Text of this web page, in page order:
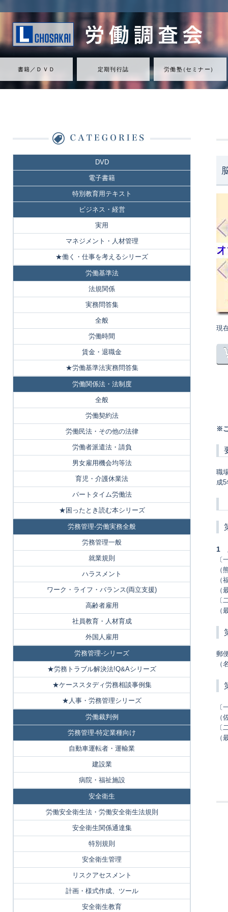
書籍／ＤＶＤ 定期刊行誌 労働塾（セミナ ー ）
現
※
職
成
1
〔
〔
郵
〔
〔
DVD
電子書籍
特別教育用テキスト
ビジネス・経営
実用
マネジメント・人材管理
★働く・仕事を考えるシリーズ
労働基準法
法規関係
実務問答集
全般
労働時間
賃金・退職金
★労働基準法実務問答集
労働関係法・法制度
全般
労働契約法
労働民法・その他の法律
労働者派遣法・請負
男女雇用機会均等法
育児・介護休業法
パートタイム労働法
★困ったとき読む本シリーズ
労務管理-労働実務全般
労務管理一般
就業規則
ハラスメント
ワーク・ライフ・バランス(両立支援)
高齢者雇用
社員教育・人材育成
外国人雇用
労務管理-シリーズ
★労務トラブル解決法!Q&Aシリーズ
★ケーススタディ労務相談事例集
★人事・労務管理シリーズ
労働裁判例
労務管理-特定業種向け
自動車運転者・運輸業
建設業
病院・福祉施設
安全衛生
労働安全衛生法・労働安全衛生法規則
安全衛生関係通達集
特別規則
安全衛生管理
リスクアセスメント
計画・様式作成、ツール
安全衛生教育